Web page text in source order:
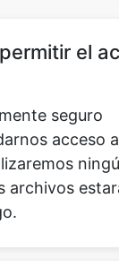
el
acceso a
archivos